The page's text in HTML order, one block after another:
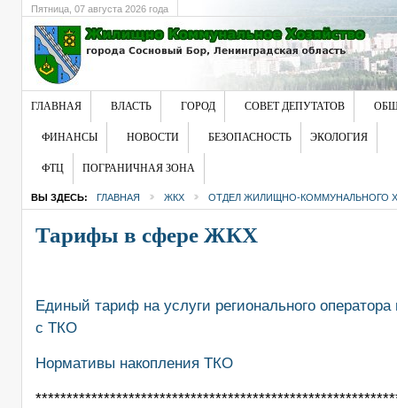
Пятница, 07 августа 2026 года
ГЛАВНАЯ ВЛАСТЬ ГОРОД СОВЕТ ДЕПУТАТОВ
ФИНАНСЫ НОВОСТИ БЕЗОПАСНОСТЬ ЭКОЛОГИЯ
ФТЦ ПОГРАНИЧНАЯ ЗОНА
ВЫ ЗДЕСЬ: ГЛАВНАЯ ЖКХ ОТДЕЛ ЖИЛИЩНО-КОММУНАЛЬНОГО
Тарифы в сфере ЖКХ
Единый тариф на услуги регионального
с ТКО
Нормативы накопления ТКО